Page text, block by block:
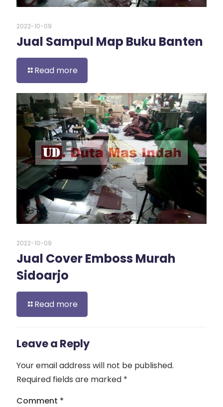
2022-10-09
Jual Sampul Map Buku Banten
Read more
2022-10-09
Jual Cover Emboss Murah
Sidoarjo
Read more
Leave a Reply
Your email address will not be published.
Required fields are marked *
Comment *